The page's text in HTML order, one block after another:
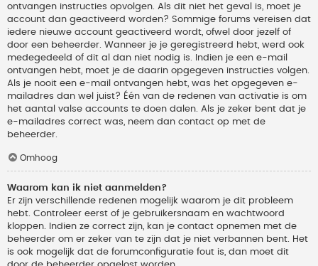
ontvangen instructies opvolgen. Als dit niet het geval is, moet je
account dan geactiveerd worden? Sommige forums vereisen dat
iedere nieuwe account geactiveerd wordt, ofwel door jezelf of
door een beheerder. Wanneer je je geregistreerd hebt, werd ook
medegedeeld of dit al dan niet nodig is. Indien je een e-mail
ontvangen hebt, moet je de daarin opgegeven instructies volgen.
Als je nooit een e-mail ontvangen hebt, was het opgegeven e-
mailadres dan wel juist? Één van de redenen van activatie is om
het aantal valse accounts te doen dalen. Als je zeker bent dat je
e-mailadres correct was, neem dan contact op met de
beheerder.
Omhoog
Waarom kan ik niet aanmelden?
Er zijn verschillende redenen mogelijk waarom je dit probleem
hebt. Controleer eerst of je gebruikersnaam en wachtwoord
kloppen. Indien ze correct zijn, kan je contact opnemen met de
beheerder om er zeker van te zijn dat je niet verbannen bent. Het
is ook mogelijk dat de forumconfiguratie fout is, dan moet dit